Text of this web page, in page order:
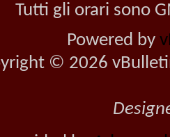
Tutti gli orari sono
Powered by
© 2026